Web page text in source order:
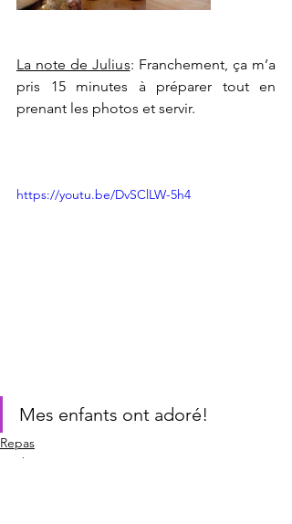
La note de Julius: Franchement, ça m’a
pris 15 minutes à préparer tout en
prenant les photos et servir.
https://youtu.be/DvSClLW-5h4
Mes enfants ont adoré!
Repas
Kitchen